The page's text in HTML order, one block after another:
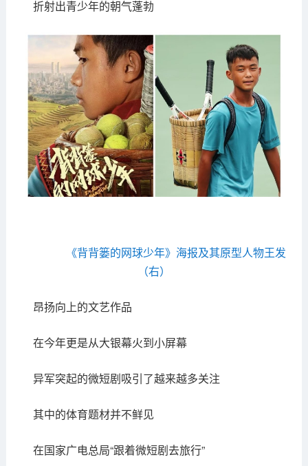
折射出青少年的朝气蓬勃
《背背篓的网球少年》海报及其原型人物王发
（右）
昂扬向上的文艺作品
在今年更是从大银幕火到小屏幕
异军突起的微短剧吸引了越来越多关注
其中的体育题材并不鲜见
在国家广电总局“跟着微短剧去旅行”